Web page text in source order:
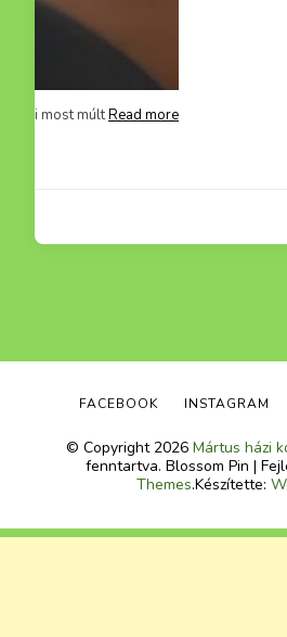
hétvégén elRead more
© Copyright 2026 Mártus házi
fenntartva. Blossom Pin |
Themes.Készítette:
FACEBOOK INSTAGRAM